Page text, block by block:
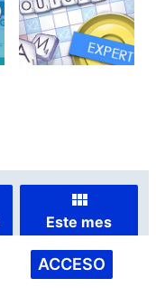
Este mes
ACCESO